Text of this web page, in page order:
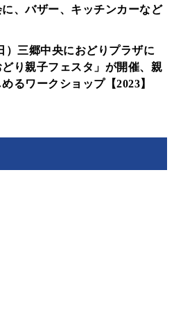
に、バザー、キッチンカーなど
）三郷中央におどりプラザに
り親子フェスタ」が開催、親
るワークショップ【2023】